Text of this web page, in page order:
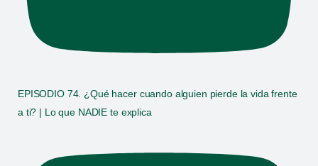
EPISODIO 74. ¿Qué hacer cuando alguien pierde la vida frente
a ti? | Lo que NADIE te explica